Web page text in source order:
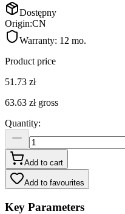
Dostępny
Origin:CN
Warranty: 12 mo.
Product price
51.73 zł
63.63 zł gross
Quantity:
Add to cart
Add to favourites
Key Parameters